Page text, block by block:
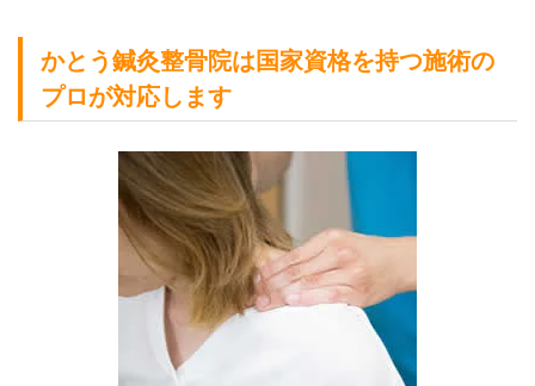
かとう鍼灸整骨院は国家資格を持つ施術の
プロが対応します